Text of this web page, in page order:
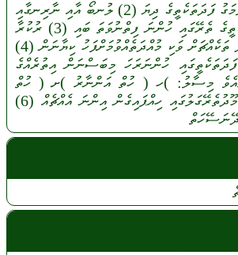
ފަދަތަކެތީގެ ދިޔަ (2) ލުނބޯއާއި ނާރިނގާއި
ތެރޭގައި ހުންނަ ފިތްނުވަތަބައި (3)
ރުކުރާ
ތަކެއްޗަށްވަކިމުއްދަތެއްވުމަށްފަހު ކިޔާނަން (4)
ފަދަތަކެތީގައި ހުންނަރަހަ މިބަސްނަން އިތުރެއްގެ
މިސާލު: )ހ ( ހުތްއަންނާރު )ށ ( ހުތް
މޫދުތެރޭގަލުގައިހިއްޕައިގެންއިންނައެއްޗެއް (6)